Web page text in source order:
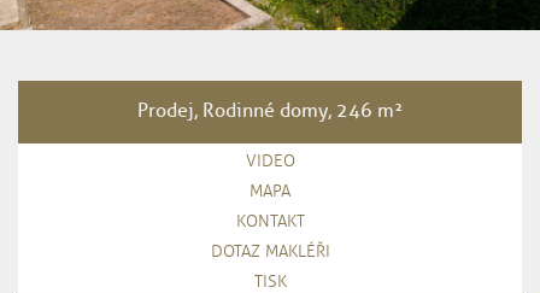
Prodej, Rodinné domy, 246 m²
VIDEO
MAPA
KONTAKT
DOTAZ MAKLÉŘI
TISK